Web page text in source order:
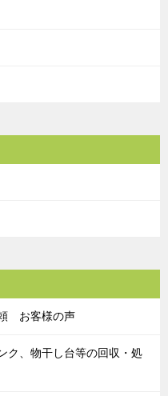
お客様の声
ク、物干し台等の回収・処